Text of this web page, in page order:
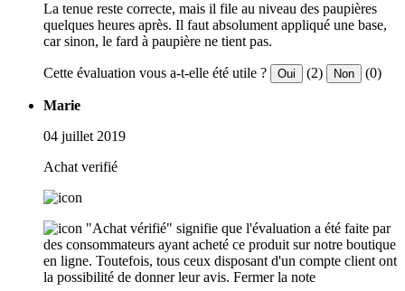
La tenue reste correcte, mais il file au niveau des paupières
quelques heures après. Il faut absolument appliqué une base,
car sinon, le fard à paupière ne tient pas.
Cette évaluation vous a-t-elle été utile ? Oui (2) Non (0)
Marie
04 juillet 2019
Achat verifié
"Achat vérifié" signifie que l'évaluation a été faite par
des consommateurs ayant acheté ce produit sur notre boutique
en ligne. Toutefois, tous ceux disposant d'un compte client ont
la possibilité de donner leur avis. Fermer la note